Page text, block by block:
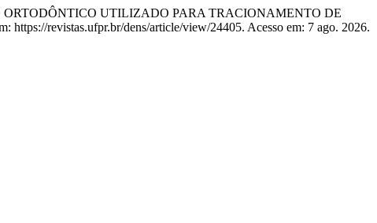
ORTODÔNTICO UTILIZADO PARA TRACIONAMENTO DE
revistas.ufpr.br/dens/article/view/24405. Acesso em: 7 ago. 2026.